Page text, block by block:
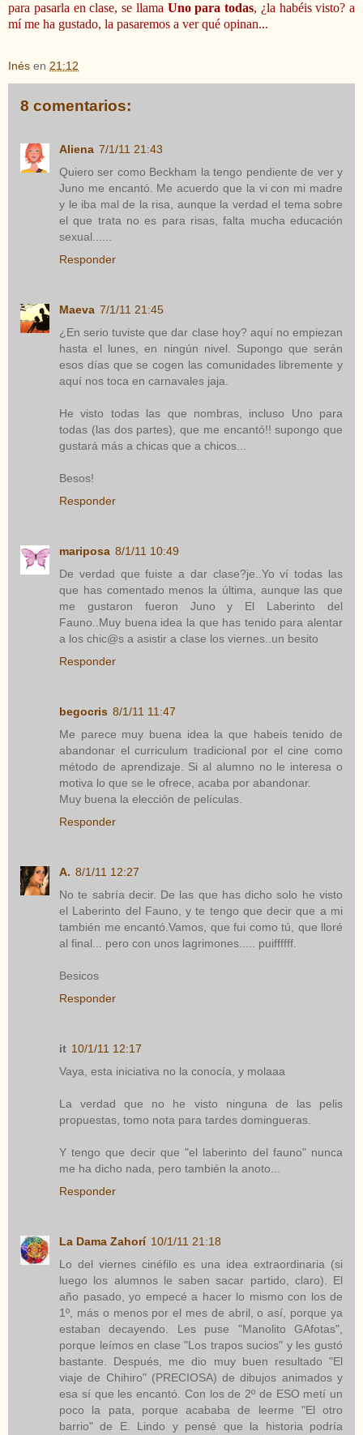
para pasarla en clase, se llama Uno para todas, ¿la habéis visto? a
mí me ha gustado, la pasaremos a ver qué opinan...
Inés en 21:12
8 comentarios:
Aliena 7/1/11 21:43
Quiero ser como Beckham la tengo pendiente de ver y
Juno me encantó. Me acuerdo que la vi con mi madre
y le iba mal de la risa, aunque la verdad el tema sobre
el que trata no es para risas, falta mucha educación
sexual......
Responder
Maeva 7/1/11 21:45
¿En serio tuviste que dar clase hoy? aquí no empiezan
hasta el lunes, en ningún nivel. Supongo que serán
esos días que se cogen las comunidades libremente y
aquí nos toca en carnavales jaja.
He visto todas las que nombras, incluso Uno para
todas (las dos partes), que me encantó!! supongo que
gustará más a chicas que a chicos...
Besos!
Responder
mariposa 8/1/11 10:49
De verdad que fuiste a dar clase?je..Yo ví todas las
que has comentado menos la última, aunque las que
me gustaron fueron Juno y El Laberinto del
Fauno..Muy buena idea la que has tenido para alentar
a los chic@s a asistir a clase los viernes..un besito
Responder
begocris 8/1/11 11:47
Me parece muy buena idea la que habeis tenido de
abandonar el curriculum tradicional por el cine como
método de aprendizaje. Si al alumno no le interesa o
motiva lo que se le ofrece, acaba por abandonar.
Muy buena la elección de películas.
Responder
A. 8/1/11 12:27
No te sabría decir. De las que has dicho solo he visto
el Laberinto del Fauno, y te tengo que decir que a mi
también me encantó.Vamos, que fui como tú, que lloré
al final... pero con unos lagrimones..... puiffffff.
Besicos
Responder
it 10/1/11 12:17
Vaya, esta iniciativa no la conocía, y molaaa
La verdad que no he visto ninguna de las pelis
propuestas, tomo nota para tardes domingueras.
Y tengo que decir que "el laberinto del fauno" nunca
me ha dicho nada, pero también la anoto...
Responder
La Dama Zahorí 10/1/11 21:18
Lo del viernes cinéfilo es una idea extraordinaria (si
luego los alumnos le saben sacar partido, claro). El
año pasado, yo empecé a hacer lo mismo con los de
1º, más o menos por el mes de abril, o así, porque ya
estaban decayendo. Les puse "Manolito GAfotas",
porque leímos en clase "Los trapos sucios" y les gustó
bastante. Después, me dio muy buen resultado "El
viaje de Chihiro" (PRECIOSA) de dibujos animados y
esa sí que les encantó. Con los de 2º de ESO metí un
poco la pata, porque acababa de leerme "El otro
barrio" de E. Lindo y pensé que la historia podría